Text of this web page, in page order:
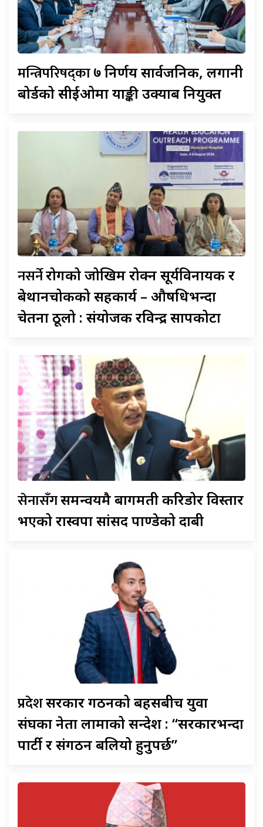
मन्त्रिपरिषद्का७ निर्णय सार्वजनिक, लगानी
बोर्डको सीईओमा याङ्की उक्याब नियुक्त
नसर्नेरोगको जोखिम रोक्न सूर्यविनायक र
बेथानचोकको सहकार्य – औषधिभन्दा
चेतना ठूलो : संयोजक रविन्द्र सापकोटा
सेनासँगसमन्वयमै बागमती करिडोर विस्तार
भएको रास्वपा सांसद पाण्डेको दाबी
प्रदेशसरकार गठनको बहसबीच युवा
संघका नेता लामाको सन्देश : “सरकारभन्दा
पार्टी र संगठन बलियो हुनुपर्छ”